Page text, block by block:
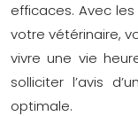
efficaces. Avec
votre vétérinaire,
vivre une vie
solliciter l’avis
optimale.